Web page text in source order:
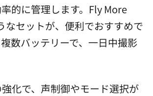
的に管理します。Fly More
なセットが、便利でおすすめで
数バッテリーで、一日中撮影
化で、声制御やモード選択が